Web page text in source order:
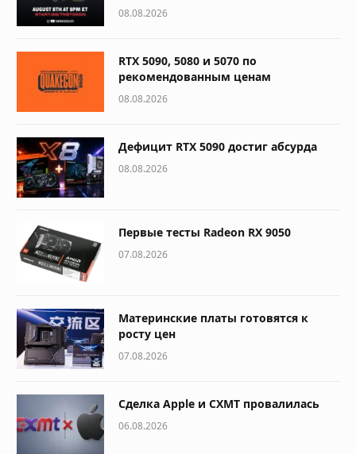
08.08.2026
RTX 5090, 5080 и 5070 по
рекомендованным ценам
08.08.2026
Дефицит RTX 5090 достиг абсурда
08.08.2026
Первые тесты Radeon RX 9050
07.08.2026
Материнские платы готовятся к
росту цен
07.08.2026
Сделка Apple и CXMT провалилась
06.08.2026